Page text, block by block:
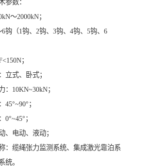
参数：
～2000kN；
钩（1钩、2钩、3钩、4钩、5钩、6
；
立式、卧式；
：10KN~30kN；
；
；
、电动、液动；
：缆绳张力监测系统、集成激光靠泊系
统。